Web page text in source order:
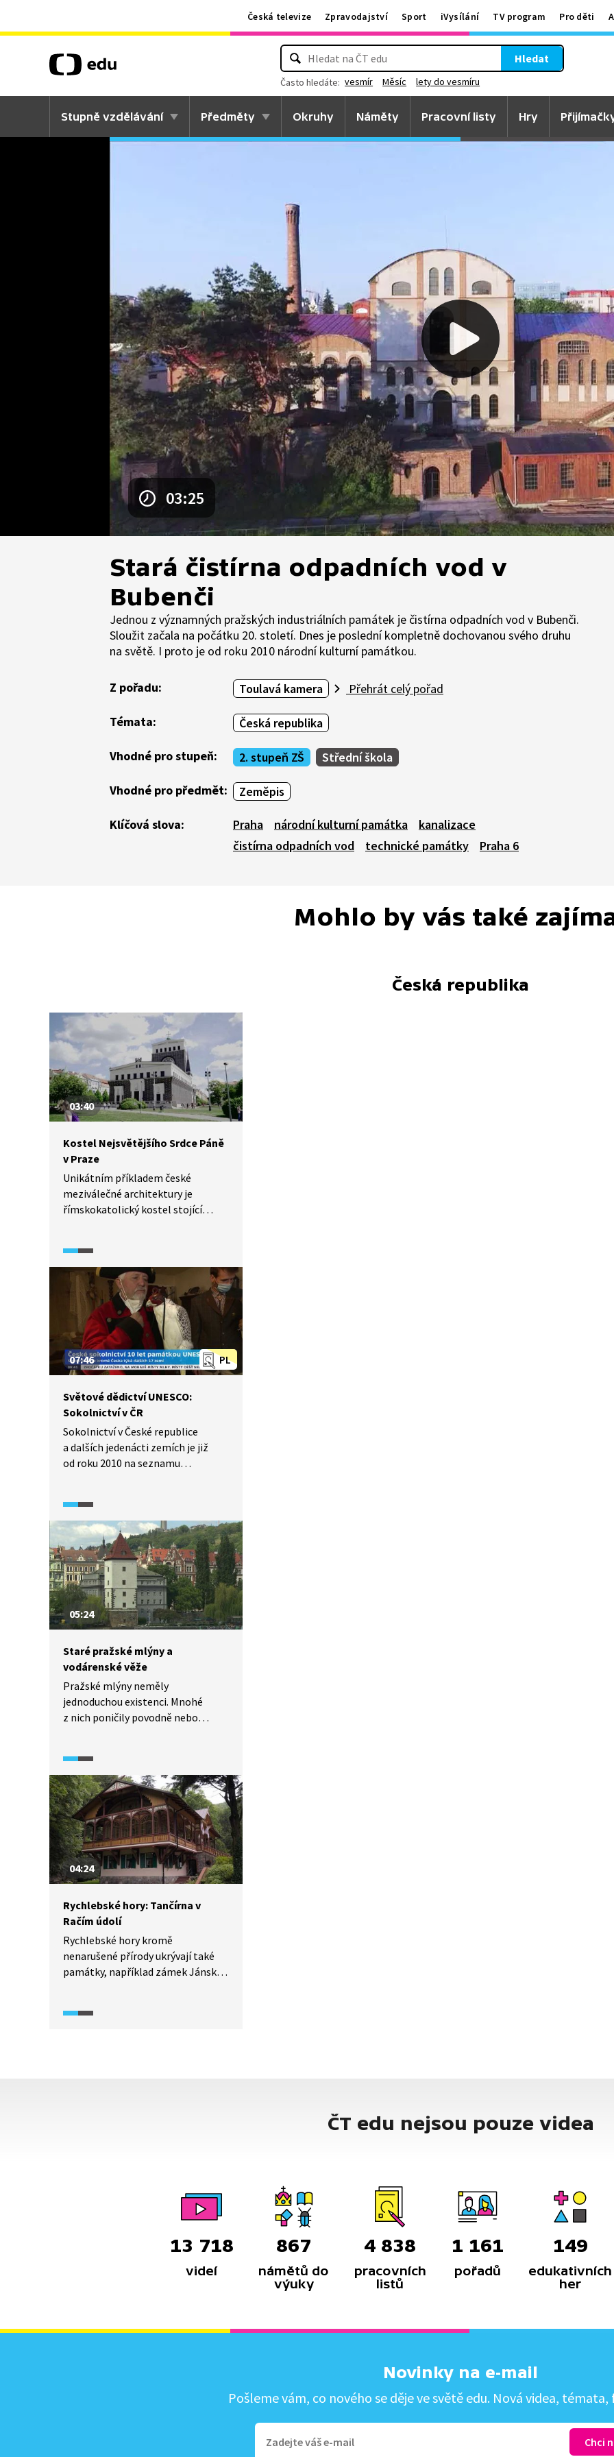
Česká televize Zpravodajství Sport iVysílání TV program Pro děti
Hledat
Často hledáte: vesmír Měsíc lety do vesmíru
Stupně vzdělávání Předměty Okruhy Náměty Pracovní listy Hry
03:25
Stará čistírna odpadních vod v
Bubenči
Jednou z významných pražských industriálních památek je čistírna odpadních vod v Bubenči.
Sloužit začala na počátku 20. století. Dnes je poslední kompletně dochovanou svého druhu
na světě. I proto je od roku 2010 národní kulturní památkou.
Z pořadu: Toulavá kamera Přehrát celý pořad
Témata: Česká republika
Vhodné pro stupeň: 2. stupeň ZŠ Střední škola
Vhodné pro předmět: Zeměpis
Klíčová slova: Praha národní kulturní památka
kanalizace
čistírna odpadních vod
technické památky Praha 6
Mohlo by vás také
Česká republika
03:40
Kostel Nejsvětějšího Srdce Páně
v Praze
Unikátním příkladem české
meziválečné architektury je
římskokatolický kostel stojící
a nepřehlédnutelnou dominantou
pražských Vinohrad. Od roku 2010 je
národní kulturní památkou. Jeho
autorem je světoznámý slovinský
architekt Jože Plečnik, který byl
hlavním architektem Pražského
hradu v době T. G. Masaryka.
PL
07:46
Světové dědictví UNESCO:
Sokolnictví v ČR
Sokolnictví v České republice
a dalších jedenácti zemích je již
od roku 2010 na seznamu
nestalo, aby jednu kulturní
památku nominovalo tolik zemí
najednou. Sokolnictví má u nás však
tradici již více než tisíciletou
a přišlo k nám z Orientu.
Ve středověku byl sokolník osobou
blízkou samotnému panovníkovi.
Malé sokolnické muzeum najdete
05:24
Staré pražské mlýny a
vodárenské věže
Pražské mlýny neměly
jednoduchou existenci. Mnohé
z nich poničily povodně nebo
církevním řádům, později náležely
jednotlivým pražským obcím nebo
i soukromým podnikatelům.
Na Vltavě jich byly v průběhu staletí
postaveny desítky, dodnes se jich
dochovalo už jenom pár. Velmi
často u mlýnů stávaly i vodárenské
věže, které využívaly mlýnská kola.
04:24
Rychlebské hory: Tančírna v
Račím údolí
Rychlebské hory kromě
nenarušené přírody ukrývají také
památky, například zámek Jánský
údolí), která sloužila jako kulturní
ČT edu nejsou pouze videa
13 718
videí
867
námětů do
výuky
4 838
pracovních
listů
1 161
pořadů
149
edukativních
her
Novinky na e-mail
Pošleme vám, co nového se děje ve světě edu. Nová videa, témata,